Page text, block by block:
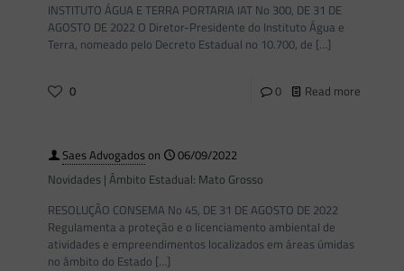
INSTITUTO ÁGUA E TERRA PORTARIA IAT No 300, DE 31 DE
AGOSTO DE 2022 O Diretor-Presidente do Instituto Água e
Terra, nomeado pelo Decreto Estadual no 10.700, de […]
0 0 Read more
Saes Advogadoson
06/09/2022
Novidades | Âmbito Estadual: Mato Grosso
RESOLUÇÃO CONSEMA No 45, DE 31 DE AGOSTO DE 2022
Regulamenta a proteção e o licenciamento ambiental de
atividades e empreendimentos localizados em áreas úmidas
no âmbito do Estado […]